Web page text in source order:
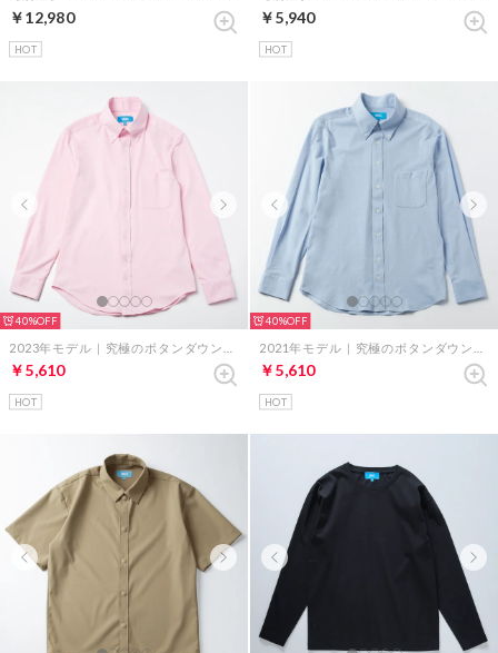
￥12,980
HOT
￥5,940
HOT
40%
￥5,610
HOT
40%
￥5,610
HOT